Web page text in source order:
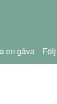
en gåva